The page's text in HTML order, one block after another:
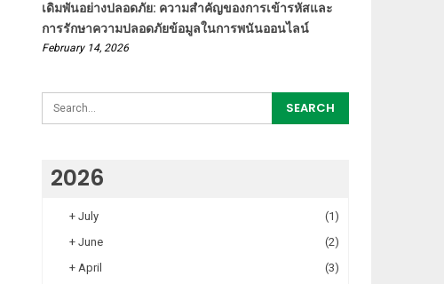
เดิมพันอย่างปลอดภัย: ความสำคัญของการเข้ารหัสและ
การรักษาความปลอดภัยข้อมูลในการพนันออนไลน์
February 14, 2026
2026
+ July
(1)
+ June
(2)
+ April
(3)